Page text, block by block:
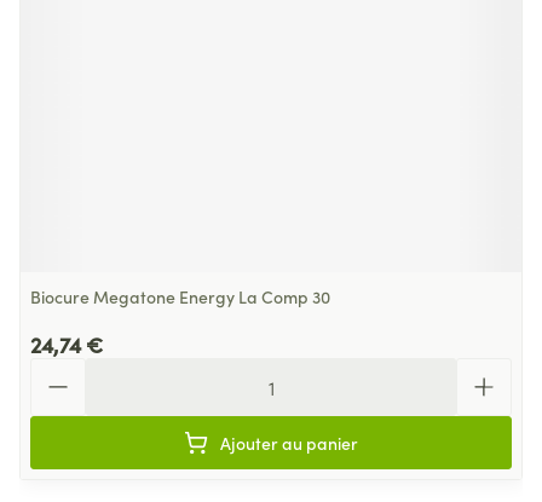
Biocure Megatone Energy La Comp 30
24,74 €
Ajouter au panier